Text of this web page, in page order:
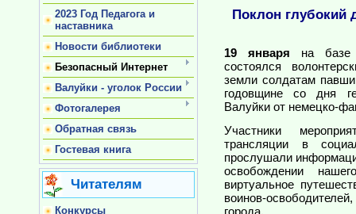
2023 Год Педагога и
наставника
Новости библиотеки
Безопасный Интернет
Валуйки - уголок России
Фотогалерея
Обратная связь
Гостевая книга
Читателям
Конкурсы
Поклон глубокий
19 января на базе
состоялся
земли солдатам
годовщине со дня
Валуйки от немецко-
Участники
трансляции в
прослушали
освобождении
виртуальное
воинов-